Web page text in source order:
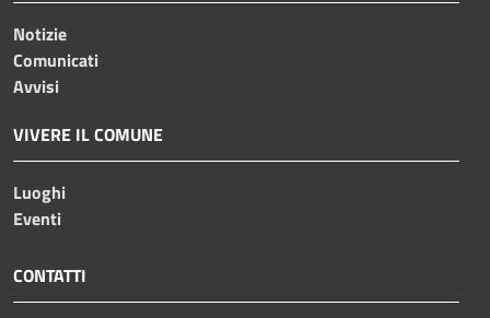
Notizie
Comunicati
Avvisi
VIVERE IL COMUNE
Luoghi
Eventi
CONTATTI